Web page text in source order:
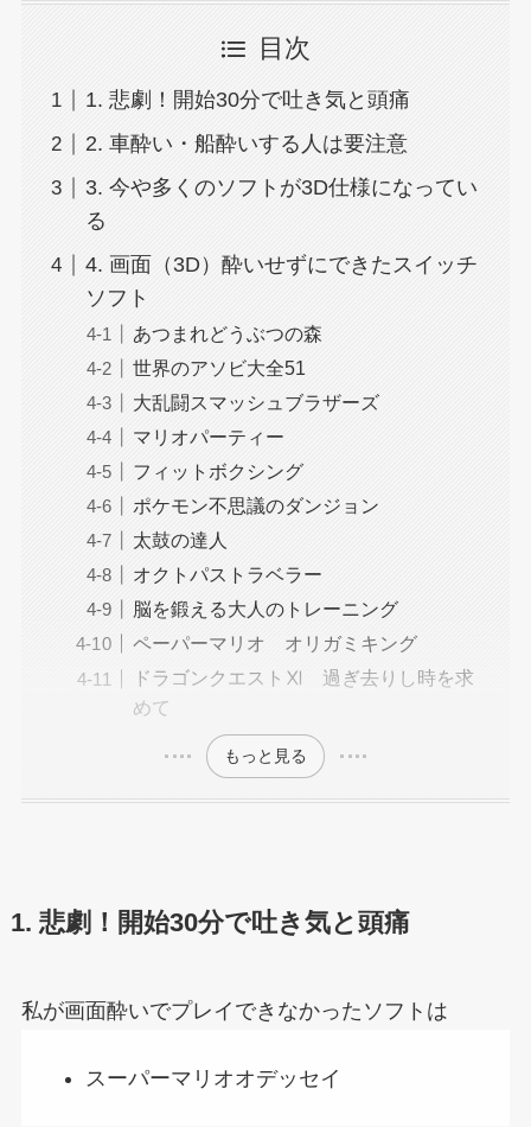
目次
1. 悲劇！開始30分で吐き気と頭痛
2. 車酔い・船酔いする人は要注意
3. 今や多くのソフトが3D仕様になってい
る
4. 画面（3D）酔いせずにできたスイッチ
ソフト
あつまれどうぶつの森
世界のアソビ大全51
大乱闘スマッシュブラザーズ
マリオパーティー
フィットボクシング
ポケモン不思議のダンジョン
太鼓の達人
オクトパストラベラー
脳を鍛える大人のトレーニング
ペーパーマリオ オリガミキング
ドラゴンクエストⅪ 過ぎ去りし時を求
めて
もっと見る
1. 悲劇！開始30分で吐き気と頭痛
私が画面酔いでプレイできなかったソフトは
スーパーマリオオデッセイ